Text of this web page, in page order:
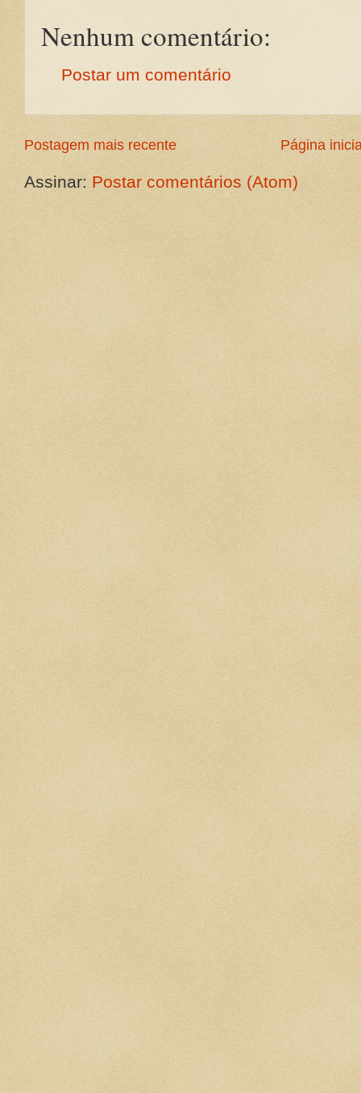
Nenhum comentário:
Postar um comentário
Postagem mais recente Página
Assinar: Postar comentários (Atom)